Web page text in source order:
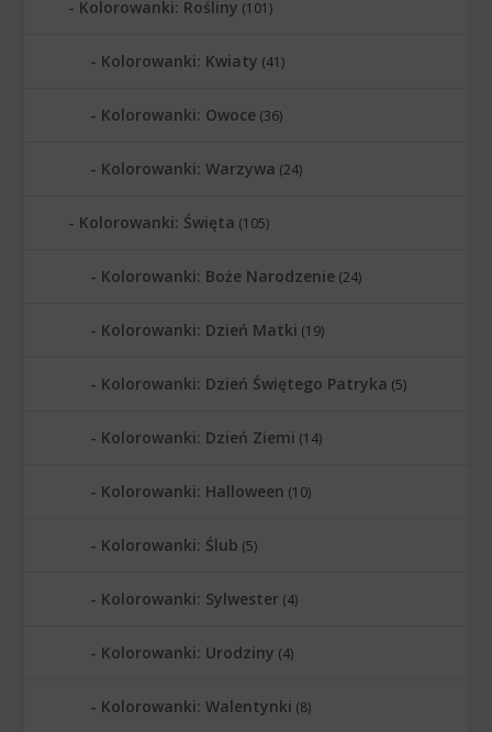
Kolorowanki: Rośliny (101)
Kolorowanki: Kwiaty (41)
Kolorowanki: Owoce (36)
Kolorowanki: Warzywa (24)
Kolorowanki: Święta (105)
Kolorowanki: Boże Narodzenie (24)
Kolorowanki: Dzień Matki (19)
Kolorowanki: Dzień Świętego Patryka (5)
Kolorowanki: Dzień Ziemi (14)
Kolorowanki: Halloween (10)
Kolorowanki: Ślub (5)
Kolorowanki: Sylwester (4)
Kolorowanki: Urodziny (4)
Kolorowanki: Walentynki (8)